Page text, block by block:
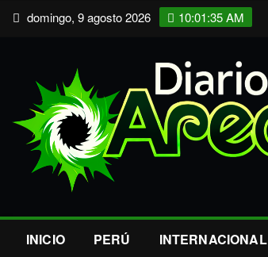
Saltardomingo, 9 agosto 2026 10:01:36 AM
INICIO PERÚ INTERNACIONAL